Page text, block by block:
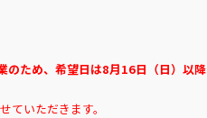
ため、希望日は8月16日（日）以降
いただきます。